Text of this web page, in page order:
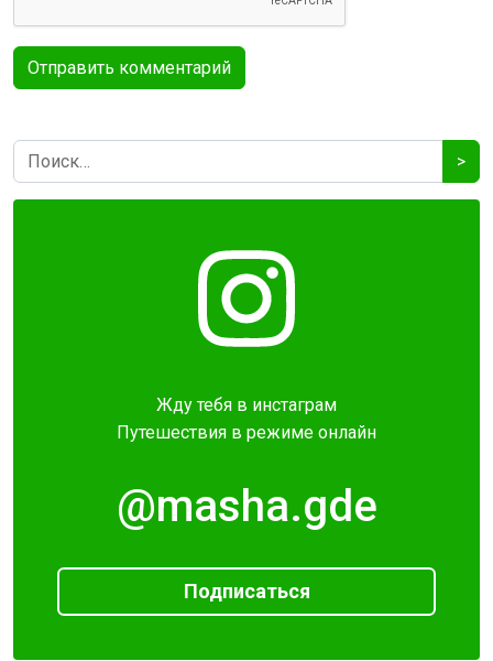
>
Жду тебя в инстаграм
Путешествия в режиме онлайн
@masha.gde
Подписаться